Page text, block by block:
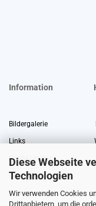
Diese Webseite
Technologien
Wir verwenden Cookies
Drittanbietern, um die
Information
Bildergalerie
Links
Stoffe Lexikon
Über uns
Gewerberabatt